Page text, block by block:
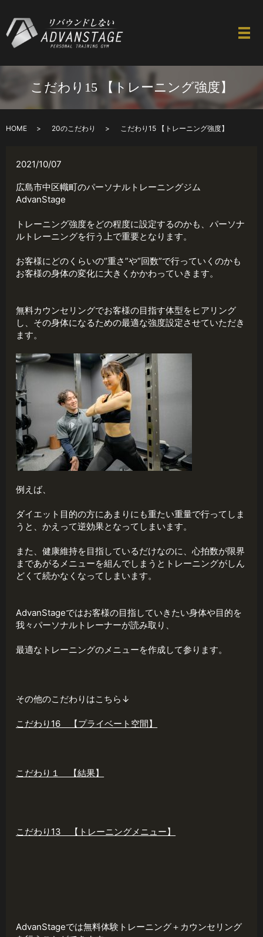
こだわり15 【トレーニング強度】
HOME 20のこだわり こだわり15 【トレーニング強度】
2021/10/07
広島市中区幟町のパーソナルトレーニングジム
AdvanStage
トレーニング強度をどの程度に設定するのかも、パーソナ
ルトレーニングを行う上で重要となります。
お客様にどのくらいの”重さ”や”回数”で行っていくのかも
お客様の身体の変化に大きくかかわっていきます。
無料カウンセリングでお客様の目指す体型をヒアリング
し、その身体になるための最適な強度設定させていただき
ます。
例えば、
ダイエット目的の方にあまりにも重たい重量で行ってしま
うと、かえって逆効果となってしまいます。
また、健康維持を目指しているだけなのに、心拍数が限界
まであがるメニューを組んでしまうとトレーニングがしん
どくて続かなくなってしまいます。
AdvanStageではお客様の目指していきたい身体や目的を
我々パーソナルトレーナーが読み取り、
最適なトレーニングのメニューを作成して参ります。
その他のこだわりはこちら↓
こだわり16 【プライベート空間】
こだわり１ 【結果】
こだわり13 【トレーニングメニュー】
AdvanStageでは無料体験トレーニング＋カウンセリング